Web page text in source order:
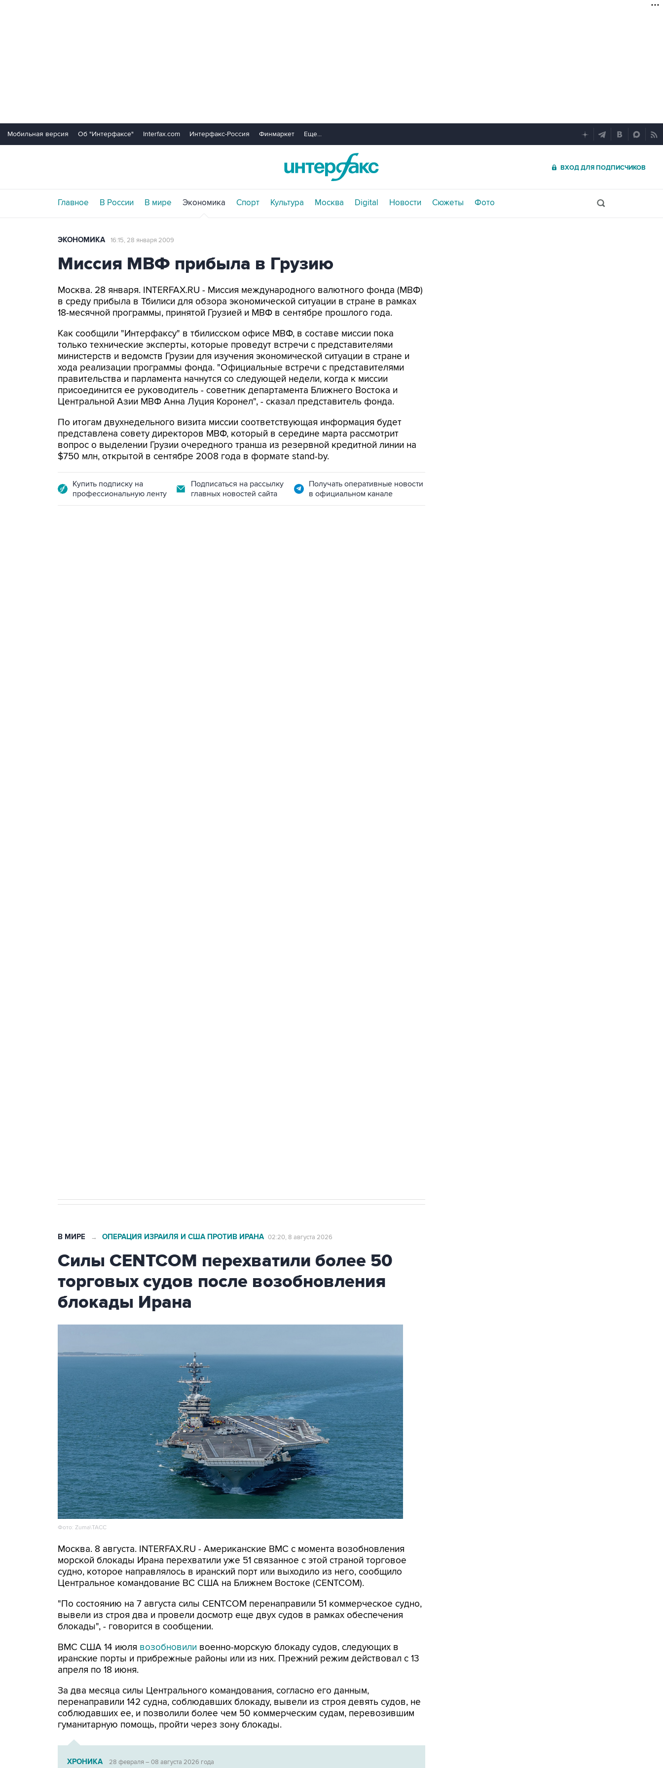
Мобильная версия Об "Интерфаксе" Interfax.com Интерфакс-Россия Финмаркет Еще...
ВХОД ДЛЯ ПОДПИСЧИКОВ
Главное В России В мире Экономика Спорт Культура Москва Digital Новости Сюжеты Фото
ЭКОНОМИКА 16:15, 28 января 2009
Миссия МВФ прибыла в Грузию
Москва. 28 января. INTERFAX.RU - Миссия международного валютного фонда (МВФ)
в среду прибыла в Тбилиси для обзора экономической ситуации в стране в рамках
18-месячной программы, принятой Грузией и МВФ в сентябре прошлого года.
Как сообщили "Интерфаксу" в тбилисском офисе МВФ, в составе миссии пока
только технические эксперты, которые проведут встречи с представителями
министерств и ведомств Грузии для изучения экономической ситуации в стране и
хода реализации программы фонда. "Официальные встречи с представителями
правительства и парламента начнутся со следующей недели, когда к миссии
присоединится ее руководитель - советник департамента Ближнего Востока и
Центральной Азии МВФ Анна Луция Коронел", - сказал представитель фонда.
По итогам двухнедельного визита миссии соответствующая информация будет
представлена совету директоров МВФ, который в середине марта рассмотрит
вопрос о выделении Грузии очередного транша из резервной кредитной линии на
$750 млн, открытой в сентябре 2008 года в формате stand-by.
Купить подписку на
профессиональную ленту
Подписаться на рассылку
главных новостей сайта
Получать оперативные новости
в официальном канале
В МИРЕ → ОПЕРАЦИЯ ИЗРАИЛЯ И США ПРОТИВ ИРАНА 02:20, 8 августа 2026
Силы CENTCOM перехватили более 50
торговых судов после возобновления
блокады Ирана
Фото: Zuma\ТАСС
Москва. 8 августа. INTERFAX.RU - Американские ВМС с момента возобновления
морской блокады Ирана перехватили уже 51 связанное с этой страной торговое
судно, которое направлялось в иранский порт или выходило из него, сообщило
Центральное командование ВС США на Ближнем Востоке (CENTCOM).
"По состоянию на 7 августа силы CENTCOM перенаправили 51 коммерческое судно,
вывели из строя два и провели досмотр еще двух судов в рамках обеспечения
блокады", - говорится в сообщении.
ВМС США 14 июля возобновили военно-морскую блокаду судов, следующих в
иранские порты и прибрежные районы или из них. Прежний режим действовал с 13
апреля по 18 июня.
За два месяца силы Центрального командования, согласно его данным,
перенаправили 142 судна, соблюдавших блокаду, вывели из строя девять судов, не
соблюдавших ее, и позволили более чем 50 коммерческим судам, перевозившим
гуманитарную помощь, пройти через зону блокады.
ХРОНИКА 28 февраля – 08 августа 2026 года